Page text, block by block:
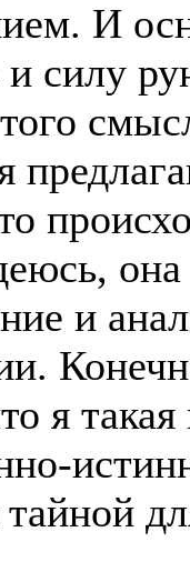
И
силу
того
она
и
я такая